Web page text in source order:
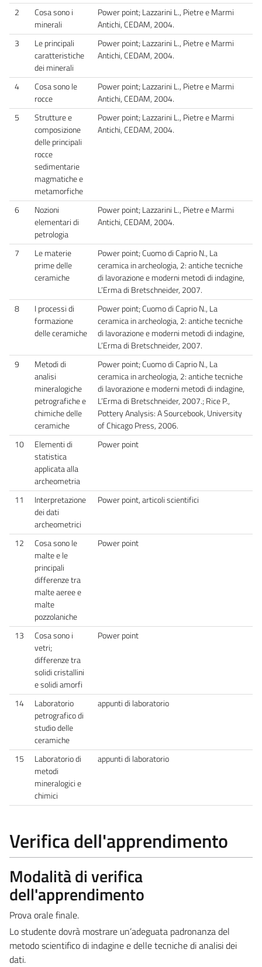
2
Cosa sono i
minerali
Power point; Lazzarini L., Pietre e Marmi
Antichi, CEDAM, 2004.
3
Le principali
caratteristiche
dei minerali
Power point; Lazzarini L., Pietre e Marmi
Antichi, CEDAM, 2004.
4
Cosa sono le
rocce
Power point; Lazzarini L., Pietre e Marmi
Antichi, CEDAM, 2004.
5
Strutture e
composizione
delle principali
rocce
sedimentarie
magmatiche e
metamorfiche
Power point; Lazzarini L., Pietre e Marmi
Antichi, CEDAM, 2004.
6
Nozioni
elementari di
petrologia
Power point; Lazzarini L., Pietre e Marmi
Antichi, CEDAM, 2004.
7
Le materie
prime delle
ceramiche
Power point; Cuomo di Caprio N., La
ceramica in archeologia, 2: antiche tecniche
di lavorazione e moderni metodi di indagine,
L’Erma di Bretschneider, 2007.
8
I processi di
formazione
delle ceramiche
Power point; Cuomo di Caprio N., La
ceramica in archeologia, 2: antiche tecniche
di lavorazione e moderni metodi di indagine,
L’Erma di Bretschneider, 2007.
9
Metodi di
analisi
mineralogiche
petrografiche e
chimiche delle
ceramiche
Power point; Cuomo di Caprio N., La
ceramica in archeologia, 2: antiche tecniche
di lavorazione e moderni metodi di indagine,
L’Erma di Bretschneider, 2007.; Rice P.,
Pottery Analysis: A Sourcebook, University
of Chicago Press, 2006.
10
Elementi di
statistica
applicata alla
archeometria
Power point
11
Interpretazione
dei dati
archeometrici
Power point, articoli scientifici
12
Cosa sono le
malte e le
principali
differenze tra
malte aeree e
malte
pozzolaniche
Power point
13
Cosa sono i
vetri;
differenze tra
solidi cristallini
e solidi amorfi
Power point
14
Laboratorio
petrografico di
studio delle
ceramiche
appunti di laboratorio
15
Laboratorio di
metodi
mineralogici e
chimici
appunti di laboratorio
Verifica dell'apprendimento
Modalità di verifica
dell'apprendimento
Prova orale finale.
Lo studente dovrà mostrare un’adeguata padronanza del
metodo scientifico di indagine e delle tecniche di analisi dei
dati.